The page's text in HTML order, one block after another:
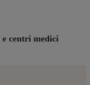
e centri medici